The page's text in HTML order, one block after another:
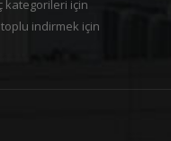
kategorileri için
indirmek için